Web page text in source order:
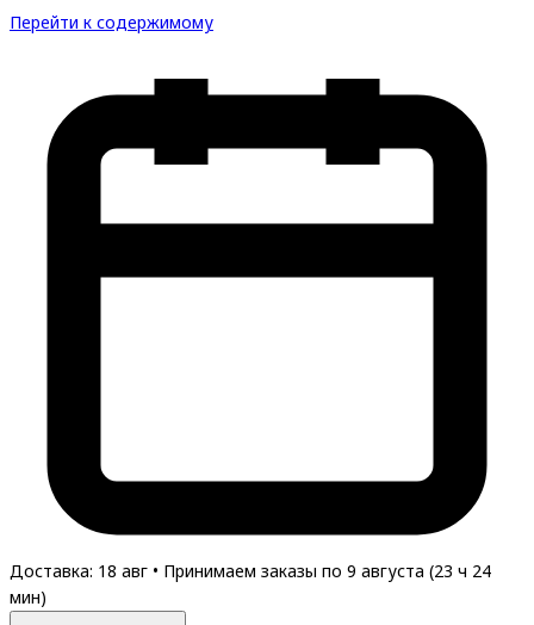
Перейти к содержимому
Доставка: 18 авг • Принимаем заказы по 9 августа (23 ч 24
мин)